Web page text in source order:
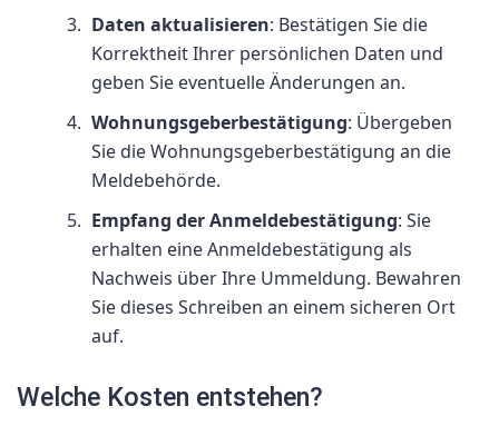
Daten aktualisieren: Bestätigen Sie die
Korrektheit Ihrer persönlichen Daten und
geben Sie eventuelle Änderungen an.
Wohnungsgeberbestätigung: Übergeben
Sie die Wohnungsgeberbestätigung an die
Meldebehörde.
Empfang der Anmeldebestätigung: Sie
erhalten eine Anmeldebestätigung als
Nachweis über Ihre Ummeldung. Bewahren
Sie dieses Schreiben an einem sicheren Ort
auf.
Welche Kosten entstehen?